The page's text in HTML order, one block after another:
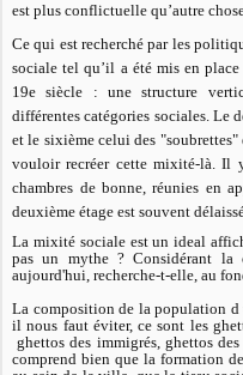
est plus conflictuelle qu’autre
Ce qui est recherché par les
sociale tel qu’il a été mis en
19e siècle : une structure
différentes catégories sociales. Le
et le sixième celui des
vouloir recréer cette mixité-là. Il
chambres de bonne, réunies en
deuxième étage est souvent
La mixité sociale est un ideal
pas un mythe ? Considérant la
aujourd'hui, recherche-t-elle, au
La composition de la population d
il nous faut éviter, ce sont les
ghettos des immigrés, ghettos
comprend bien que la formation